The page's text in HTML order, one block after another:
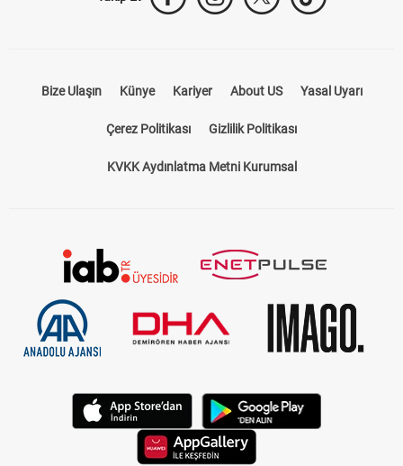
Bize Ulaşın Künye Kariyer About US Yasal Uyarı
Çerez Politikası Gizlilik Politikası
KVKK Aydınlatma Metni Kurumsal